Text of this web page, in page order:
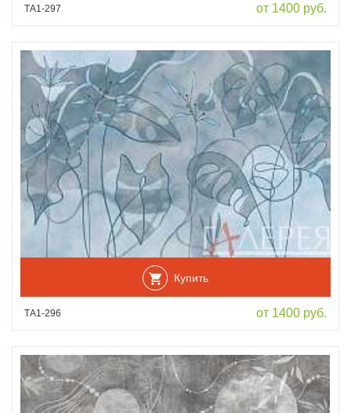
ТА1-297 от 1400 руб.
Купить
ТА1-296 от 1400 руб.